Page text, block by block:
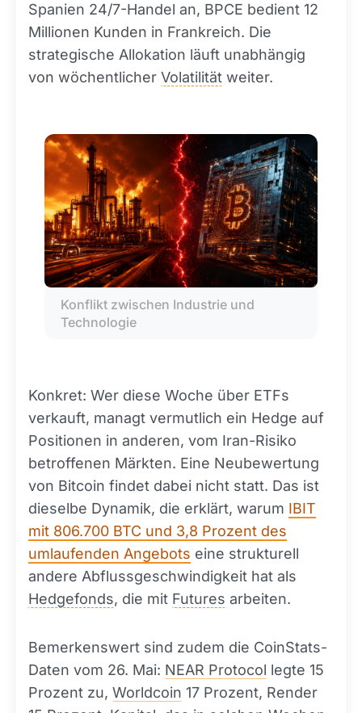
Spanien 24/7-Handel an, BPCE bedient 12
Millionen Kunden in Frankreich. Die
strategische Allokation läuft unabhängig
von wöchentlicher Volatilität weiter.
Konflikt zwischen Industrie und
Technologie
Konkret: Wer diese Woche über ETFs
verkauft, managt vermutlich ein Hedge auf
Positionen in anderen, vom Iran-Risiko
betroffenen Märkten. Eine Neubewertung
von Bitcoin findet dabei nicht statt. Das ist
dieselbe Dynamik, die erklärt, warum IBIT
mit 806.700 BTC und 3,8 Prozent des
umlaufenden Angebots eine strukturell
andere Abflussgeschwindigkeit hat als
Hedgefonds, die mit Futures arbeiten.
Bemerkenswert sind zudem die CoinStats-
Daten vom 26. Mai: NEAR Protocol legte 15
Prozent zu, Worldcoin 17 Prozent, Render